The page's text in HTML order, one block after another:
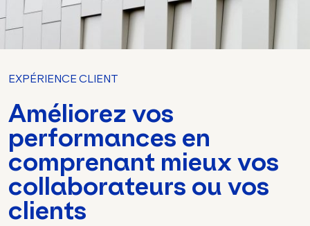
EXPÉRIENCE CLIENT
Améliorez vos
performances en
comprenant mieux vos
collaborateurs ou vos
clients